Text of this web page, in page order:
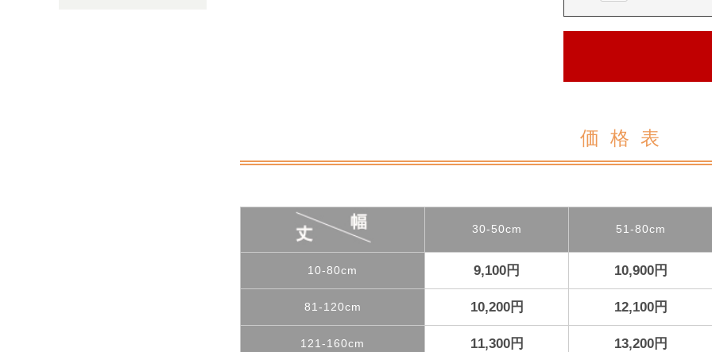
価格表
30-50cm 51-80cm
10-80cm 9,100円 10,900円
81-120cm 10,200円 12,100円
121-160cm 11,300円 13,200円